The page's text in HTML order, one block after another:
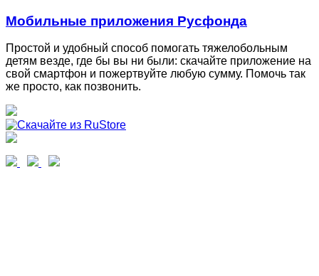
Мобильные приложения Русфонда
Простой и удобный способ помогать тяжелобольным
детям везде, где бы вы ни были: скачайте приложение на
свой смартфон и пожертвуйте любую сумму. Помочь так
же просто, как позвонить.